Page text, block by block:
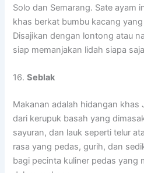
Solo dan Semarang. Sate ayam
khas berkat bumbu kacang
Disajikan dengan lontong atau
siap memanjakan lidah siapa
16.Seblak
Makanan adalah hidangan khas
dari kerupuk basah yang
sayuran, dan lauk seperti telur
rasa yang pedas, gurih, dan
bagi pecinta kuliner pedas yang